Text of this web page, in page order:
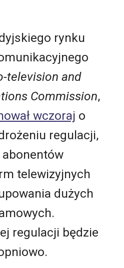
rynku
television and
Commission,
wczoraj o
regulacji,
telewizyjnych
dużych
regulacji będzie